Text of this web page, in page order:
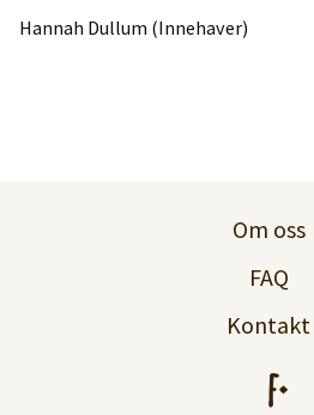
Hannah Dullum (Innehaver)
Om oss
FAQ
Kontakt